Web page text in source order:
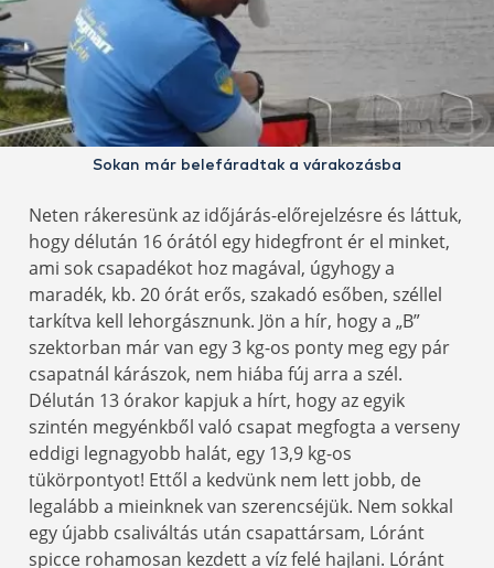
Sokan már belefáradtak a várakozásba
Neten rákeresünk az időjárás-előrejelzésre és láttuk,
hogy délután 16 órától egy hidegfront ér el minket,
ami sok csapadékot hoz magával, úgyhogy a
maradék, kb. 20 órát erős, szakadó esőben, széllel
tarkítva kell lehorgásznunk. Jön a hír, hogy a „B”
szektorban már van egy 3 kg-os ponty meg egy pár
csapatnál kárászok, nem hiába fúj arra a szél.
Délután 13 órakor kapjuk a hírt, hogy az egyik
szintén megyénkből való csapat megfogta a verseny
eddigi legnagyobb halát, egy 13,9 kg-os
tükörpontyot! Ettől a kedvünk nem lett jobb, de
legalább a mieinknek van szerencséjük. Nem sokkal
egy újabb csaliváltás után csapattársam, Lóránt
spicce rohamosan kezdett a víz felé hajlani. Lóránt